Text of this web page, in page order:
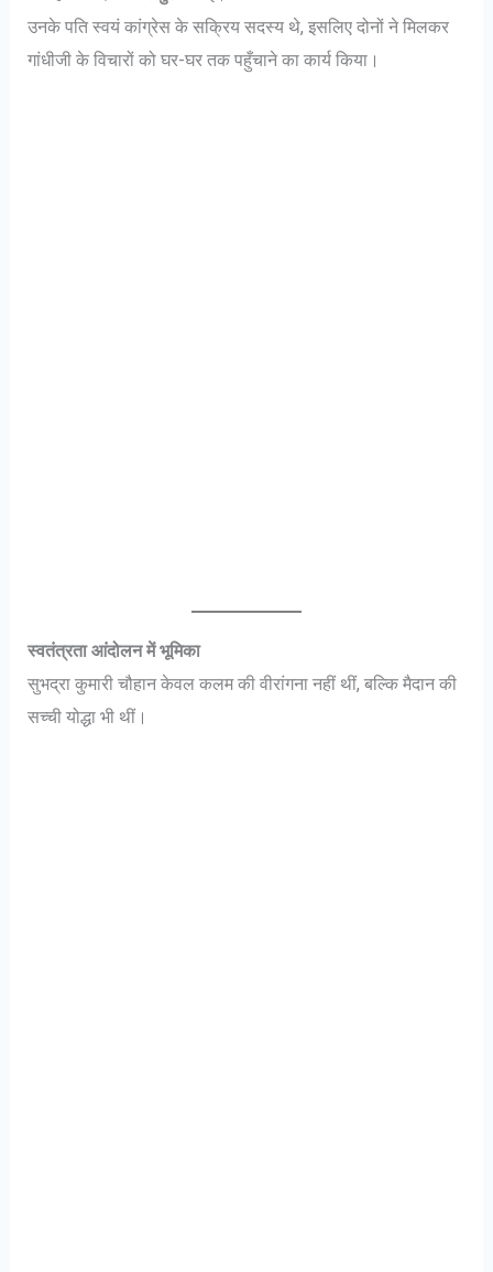
उनके पति स्वयं कांग्रेस के सक्रिय सदस्य थे, इसलिए दोनों ने मिलकर
गांधीजी के विचारों को घर-घर तक पहुँचाने का कार्य किया।
स्वतंत्रता आंदोलन में भूमिका
सुभद्रा कुमारी चौहान केवल कलम की वीरांगना नहीं थीं, बल्कि मैदान की
सच्ची योद्धा भी थीं।